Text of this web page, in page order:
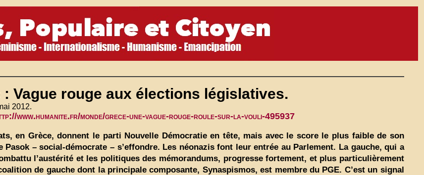
: Vague rouge aux élections législatives.
2012.
www.humanite.fr/monde/grece-une-vague-rouge-roule-sur-la-vouli-495937
en Grèce, donnent le parti Nouvelle Démocratie en tête, mais avec le score le plus faible de son
Pasok – social-démocrate – s’effondre. Les néonazis font leur entrée au Parlement. La gauche, qui a
l’austérité et les politiques des mémorandums, progresse fortement, et plus particulièrement
de gauche dont la principale composante, Synaspismos, est membre du PGE. C’est un signal